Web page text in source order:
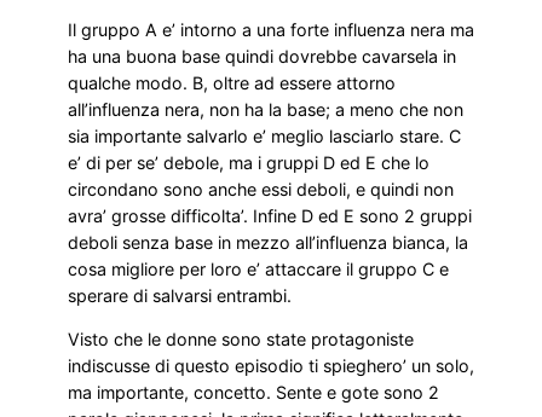
Il gruppo A e’ intorno a una forte influenza nera ma
ha una buona base quindi dovrebbe cavarsela in
qualche modo. B, oltre ad essere attorno
all’influenza nera, non ha la base; a meno che non
sia importante salvarlo e’ meglio lasciarlo stare. C
e’ di per se’ debole, ma i gruppi D ed E che lo
circondano sono anche essi deboli, e quindi non
avra’ grosse difficolta’. Infine D ed E sono 2 gruppi
deboli senza base in mezzo all’influenza bianca, la
cosa migliore per loro e’ attaccare il gruppo C e
sperare di salvarsi entrambi.
Visto che le donne sono state protagoniste
indiscusse di questo episodio ti spieghero’ un solo,
ma importante, concetto. Sente e gote sono 2